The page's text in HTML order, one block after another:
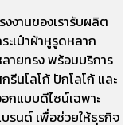
งงานของเรารับผลิต
ะเป๋าผ้าหูรูดหลาก
ายทรง พร้อมบริการ
รีนโลโก้ ปักโลโก้ และ
กแบบดีไซน์เฉพาะ
รนด์ เพื่อช่วยให้ธุรกิจ